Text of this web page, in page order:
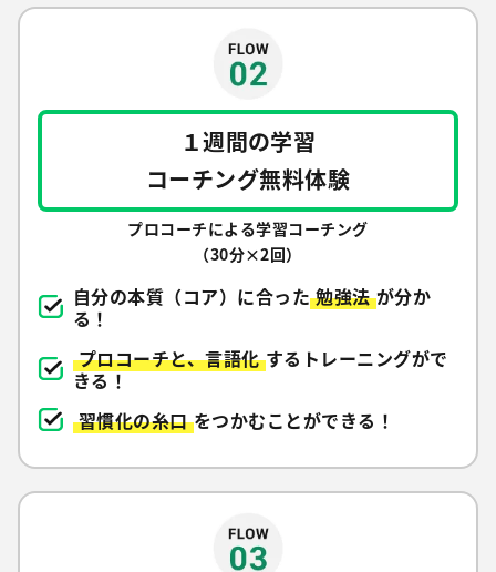
１週間の学習
コーチング無料体験
プロコーチによる学習コーチング
（30分×2回）
自分の本質（コア）に合った 勉強法 が分か
る！
プロコーチと、言語化 するトレーニングがで
きる！
習慣化の糸口 をつかむことができる！